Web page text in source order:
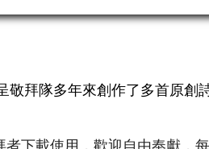
拜隊多年來創作了多首原創
下載使用，歡迎自由奉獻，